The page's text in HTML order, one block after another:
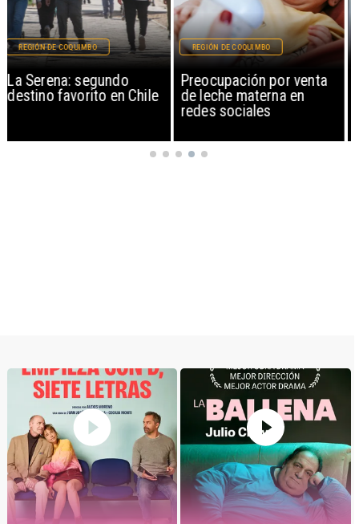
Preocupación por venta
de leche materna en
REGIÓN DE COQUIMBO
Libros gratis y un
audiolibro en la voz de la
actriz Camila Hirane: así
100 Palabras el Día del
Patrimonio
MAGAZINE